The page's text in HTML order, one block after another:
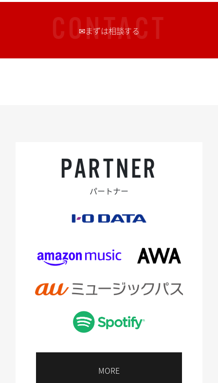
CONTACT
✉まずは相談する
PARTNER
パートナー
MORE